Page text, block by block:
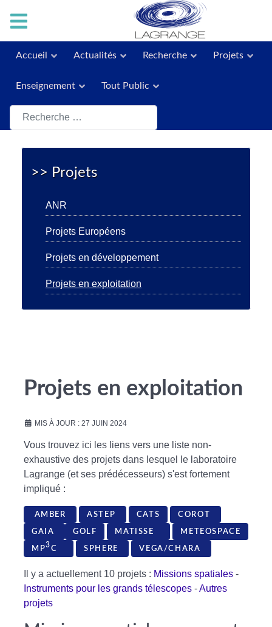
Accueil Actualités Recherche Projets
Enseignement Tout Public
Rechercher
>> Projets
ANR
Projets Européens
Projets en développement
Projets en exploitation
Projets en exploitation
MIS À JOUR : 27 JUIN 2024
Vous trouvez ici les liens vers une liste non-
exhaustive des projets dans lesquel le laboratoire
Lagrange (et ses prédécesseurs) s'est fortement
impliqué :
AMBER ASTEP CATS COROT
GAIA GOLF MATISSE METEOSPACE
MP3C SPHERE VEGA/CHARA
Il y a actuellement 10 projets : Missions spatiales -
Instruments pour les grands télescopes -Autres
projets